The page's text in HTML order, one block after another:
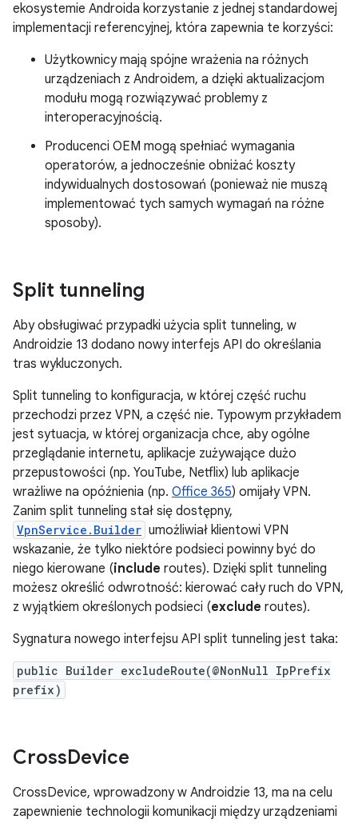
ekosystemie Androida korzystanie z jednej standardowej
implementacji referencyjnej, która zapewnia te korzyści:
Użytkownicy mają spójne wrażenia na różnych
urządzeniach z Androidem, a dzięki aktualizacjom
modułu mogą rozwiązywać problemy z
interoperacyjnością.
Producenci OEM mogą spełniać wymagania
operatorów, a jednocześnie obniżać koszty
indywidualnych dostosowań (ponieważ nie muszą
implementować tych samych wymagań na różne
sposoby).
Split tunneling
Aby obsługiwać przypadki użycia split tunneling, w
Androidzie 13 dodano nowy interfejs API do określania
tras wykluczonych.
Split tunneling to konfiguracja, w której część ruchu
przechodzi przez VPN, a część nie. Typowym przykładem
jest sytuacja, w której organizacja chce, aby ogólne
przeglądanie internetu, aplikacje zużywające dużo
przepustowości (np. YouTube, Netflix) lub aplikacje
wrażliwe na opóźnienia (np. Office 365) omijały VPN.
Zanim split tunneling stał się dostępny,
VpnService.Builder umożliwiał klientowi VPN
wskazanie, że tylko niektóre podsieci powinny być do
niego kierowane (include routes). Dzięki split tunneling
możesz określić odwrotność: kierować cały ruch do VPN,
z wyjątkiem określonych podsieci (exclude routes).
Sygnatura nowego interfejsu API split tunneling jest taka:
public Builder excludeRoute(@NonNull IpPrefix
prefix)
CrossDevice
CrossDevice, wprowadzony w Androidzie 13, ma na celu
zapewnienie technologii komunikacji między urządzeniami